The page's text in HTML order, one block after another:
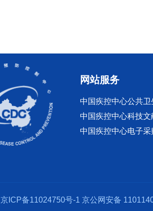
网站服务
中国疾控中心公共
中国疾控中心科技
中国疾控中心电子采
京ICP备11024750号-1 京公网安备